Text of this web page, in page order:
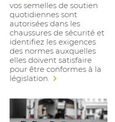
vos semelles de soutien
quotidiennes sont
autorisées dans les
chaussures de sécurité et
identifiez les exigences
des normes auxquelles
elles doivent satisfaire
pour être conformes à la
législation.